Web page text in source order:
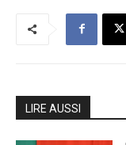
LIRE AUSSI